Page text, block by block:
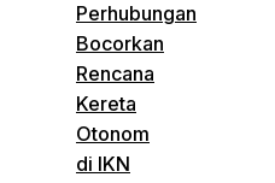
Perhubungan
Bocorkan
Rencana
Kereta
Otonom
di IKN